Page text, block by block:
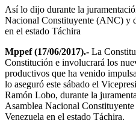
Así lo dijo durante la
Nacional Constituyente (ANC) y
en el estado Táchira
Mppef (17/06/2017).- La
Constitución e involucrará los
productivos que ha venido
lo aseguró este sábado el
Ramón Lobo, durante la
Asamblea Nacional
Venezuela en el estado Táchira.